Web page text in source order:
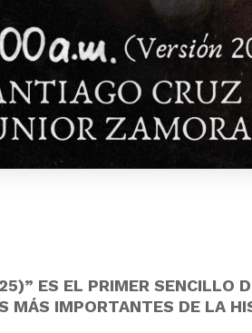
ES EL PRIMER SENCILLO
MÁS IMPORTANTES DE LA